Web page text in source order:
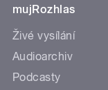
mujRozhlas
Živé vysílání
Audioarchiv
Podcasty